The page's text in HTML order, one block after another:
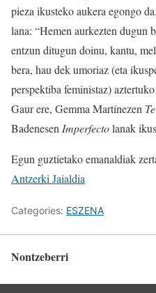
pieza ikusteko aukera egongo
lana: “Hemen aurkezten dugun
entzun ditugun doinu, kantu,
bera, hau dek umoriaz (eta
perspektiba feministaz)
Gaur ere, Gemma Martínezen
BadenesenImperfectolanak
Egun guztietako emanaldiak
Antzerki Jaialdia
Categories: ESZENA
Nontzeberri